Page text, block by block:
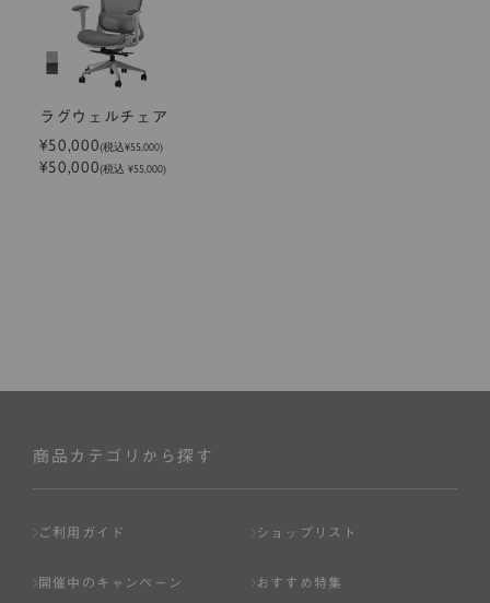
ラグウェルチェア
¥50,000(税込¥55,000)
¥50,000(税込 ¥55,000)
商品カテゴリから探す
ご利用ガイド ショップリスト
開催中のキャンペーン おすすめ特集